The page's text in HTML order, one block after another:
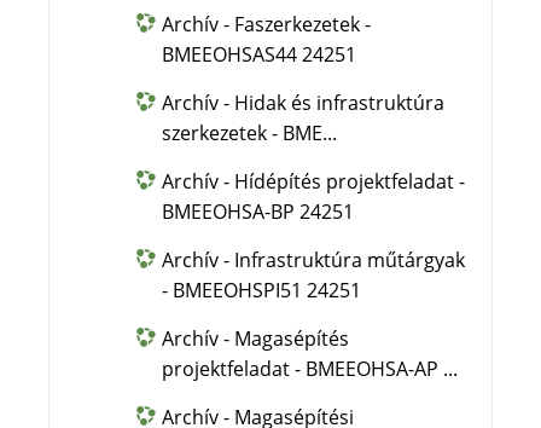
Archív - Faszerkezetek -
BMEEOHSAS44 24251
Archív - Hidak és infrastruktúra
szerkezetek - BME...
Archív - Hídépítés projektfeladat -
BMEEOHSA-BP 24251
Archív - Infrastruktúra műtárgyak
- BMEEOHSPI51 24251
Archív - Magasépítés
projektfeladat - BMEEOHSA-AP ...
Archív - Magasépítési